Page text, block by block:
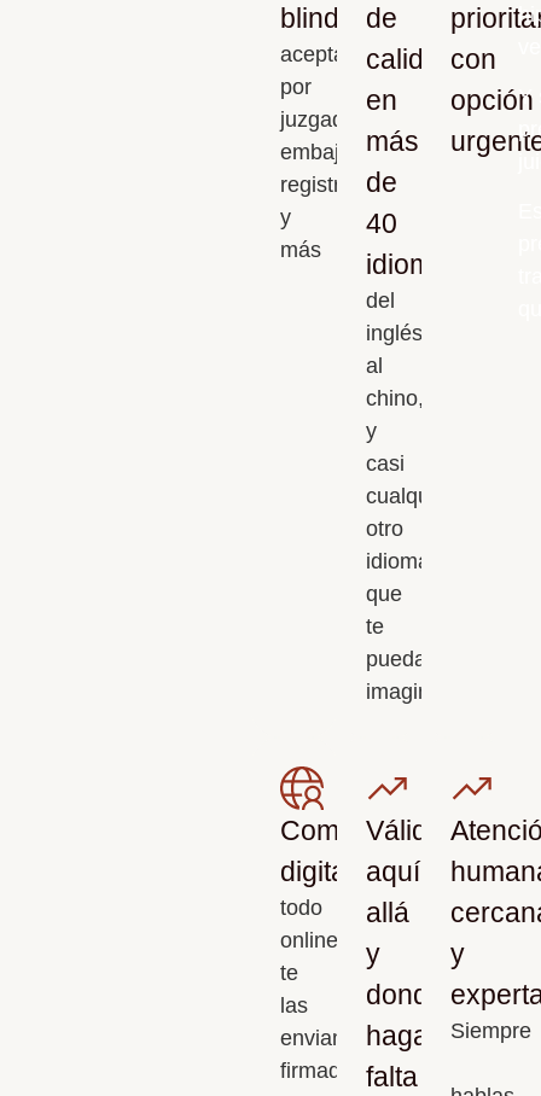
blindadas
aceptadas
por
juzgados,
embajadas,
registros
y
más
de
calidad
en
más
de
40
idiomas
del
inglés
al
chino,
y
casi
cualquier
otro
idioma
que
te
puedas
imaginar.
con
opción
Completamente
digitales
todo
online,
te
las
enviamos
firmadas,
Válidas
aquí,
allá
y
donde
haga
falta
y
Siempre
Y